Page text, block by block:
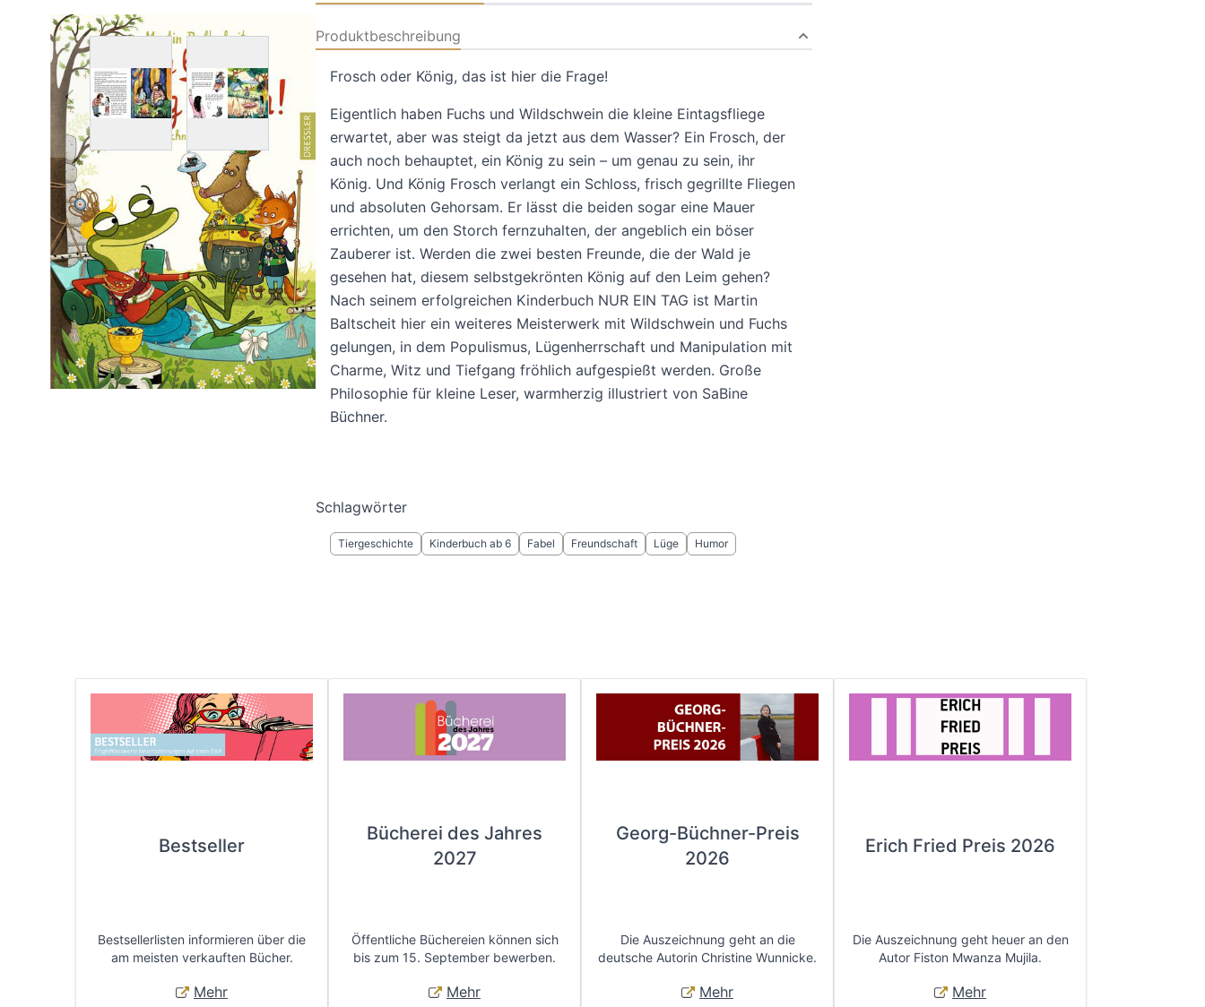
View larger imageView larger imageView larger imageView larger imageView larger image
View larger image
Produktbeschreibung
Frosch oder König, das ist hier die Frage!
Eigentlich haben Fuchs und Wildschwein die kleine Eintagsfliege
erwartet, aber was steigt da jetzt aus dem Wasser? Ein Frosch, der
auch noch behauptet, ein König zu sein – um genau zu sein, ihr
König. Und König Frosch verlangt ein Schloss, frisch gegrillte Fliegen
und absoluten Gehorsam. Er lässt die beiden sogar eine Mauer
errichten, um den Storch fernzuhalten, der angeblich ein böser
Zauberer ist. Werden die zwei besten Freunde, die der Wald je
gesehen hat, diesem selbstgekrönten König auf den Leim gehen?
Nach seinem erfolgreichen Kinderbuch NUR EIN TAG ist Martin
Baltscheit hier ein weiteres Meisterwerk mit Wildschwein und Fuchs
gelungen, in dem Populismus, Lügenherrschaft und Manipulation mit
Charme, Witz und Tiefgang fröhlich aufgespießt werden. Große
Philosophie für kleine Leser, warmherzig illustriert von SaBine
Büchner.
Schlagwörter
Tiergeschichte Kinderbuch ab 6 Fabel Freundschaft Lüge Humor
Bestseller
Bestsellerlisten informieren über die
am meisten verkauften Bücher.
Mehr
Bücherei des Jahres
2027
Öffentliche Büchereien können sich
bis zum 15. September bewerben.
Mehr
Georg-Büchner-Preis
2026
Die Auszeichnung geht an die
deutsche Autorin Christine Wunnicke.
Mehr
Erich Fried Preis 2026
Die Auszeichnung geht heuer an den
Autor Fiston Mwanza Mujila.
Mehr